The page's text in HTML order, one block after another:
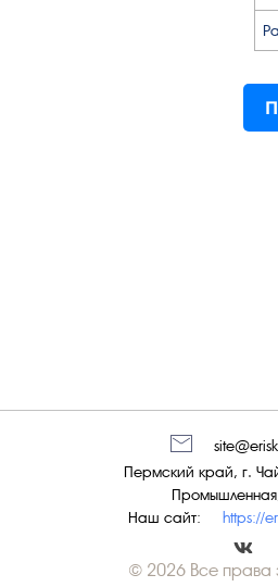
Наш сайт: https://
Пермский край, г.
© 2026 Все